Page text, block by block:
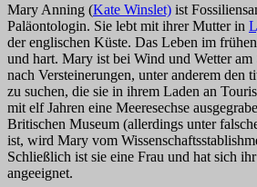
Mary Anning (Kate Winslet) ist
Paläontologin. Sie lebt mit ihrer Mutter in
der englischen Küste. Das Leben im
und hart. Mary ist bei Wind und Wetter am
nach Versteinerungen, unter anderem den
zu suchen, die sie in ihrem Laden an
mit elf Jahren eine Meeresechse
Britischen Museum (allerdings unter
ist, wird Mary vom
Schließlich ist sie eine Frau und hat sich
angeeignet.